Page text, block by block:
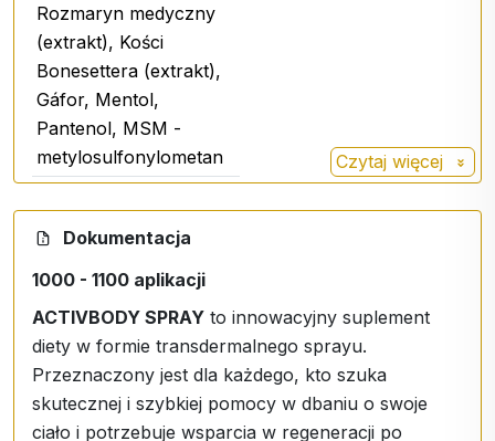
Kasztanowiec zwyczajny i ostropest
plamisty:tradycyjne zioła wspomagające układ
mięśniowo-szkieletowy.
Konopie techniczne i kadzidłowiec
(Boswellia): cenione za korzystne właściwości
regeneracyjne.
MSM (metylosulfonylometan), kamfora i
mentol:składniki zapewniające głęboki
komfort i uczucie odprężenia.
Pantenol.
Stosowanie i dawkowanie:
Rozmaryn medyczny
(extrakt), Kości
Bonesettera (extrakt),
Gáfor, Mentol,
Pantenol, MSM -
metylosulfonylometan
naczynia krwionośne i
przeciwzapalny.
Boswellia serrata
Kadzidłowiec(Boswellia
serrata): cenna pachnąca
Czytaj więcej
Dokumentacja
1000 - 1100 aplikacji
ACTIVBODY SPRAY to innowacyjny suplement
diety w formie transdermalnego sprayu.
Przeznaczony jest dla każdego, kto szuka
skutecznej i szybkiej pomocy w dbaniu o swoje
ciało i potrzebuje wsparcia w regeneracji po